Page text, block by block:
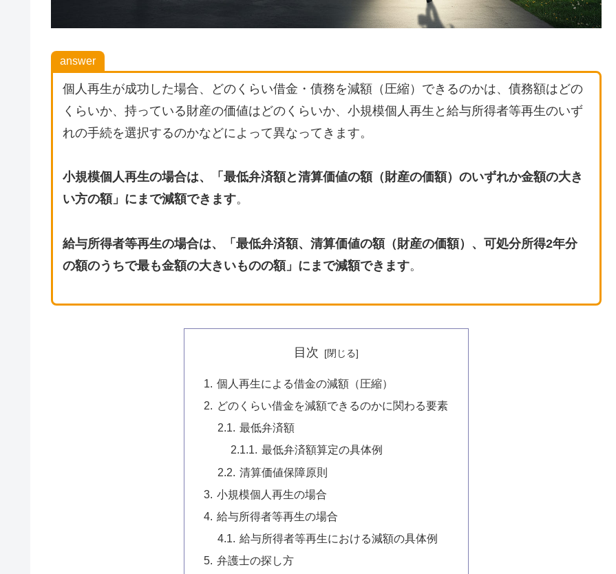
answer
個人再生が成功した場合、どのくらい借金・債務を減額（圧縮）できるのかは、債務額はどの
くらいか、持っている財産の価値はどのくらいか、小規模個人再生と給与所得者等再生のいず
れの手続を選択するのかなどによって異なってきます。
小規模個人再生の場合は、「最低弁済額と清算価値の額（財産の価額）のいずれか金額の大き
い方の額」にまで減額できます。
給与所得者等再生の場合は、「最低弁済額、清算価値の額（財産の価額）、可処分所得2年分
の額のうちで最も金額の大きいものの額」にまで減額できます。
目次
個人再生による借金の減額（圧縮）
どのくらい借金を減額できるのかに関わる要素
最低弁済額
最低弁済額算定の具体例
清算価値保障原則
小規模個人再生の場合
給与所得者等再生の場合
給与所得者等再生における減額の具体例
弁護士の探し方